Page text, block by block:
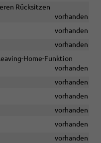
Rücksitzen
vorhanden
vorhanden
vorhanden
Home-Funktion
vorhanden
vorhanden
vorhanden
vorhanden
vorhanden
vorhanden